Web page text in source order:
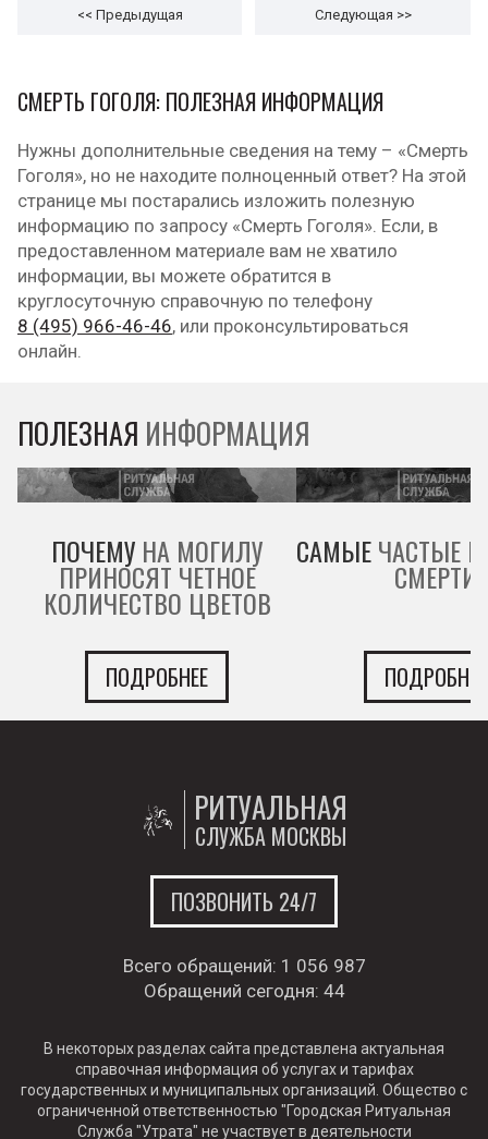
<< Предыдущая Следующая >>
СМЕРТЬ ГОГОЛЯ: ПОЛЕЗНАЯ ИНФОРМАЦИЯ
Нужны дополнительные сведения на тему – «Смерть
Гоголя», но не находите полноценный ответ? На этой
странице мы постарались изложить полезную
информацию по запросу «Смерть Гоголя». Если, в
предоставленном материале вам не хватило
информации, вы можете обратится в
круглосуточную справочную по телефону
8 (495) 966-46-46, или проконсультироваться
онлайн.
ПОЛЕЗНАЯ ИНФОРМАЦИЯ
ПОЧЕМУ НА МОГИЛУ
ПРИНОСЯТ ЧЕТНОЕ
КОЛИЧЕСТВО ЦВЕТОВ
ПОДРОБНЕЕ
САМЫЕЧАСТЫЕ
СМЕРТИ
ПОДРОБНЕЕ
РИТУАЛЬНАЯ
СЛУЖБА МОСКВЫ
ПОЗВОНИТЬ 24/7
Всего обращений: 1 056 987
Обращений сегодня: 44
В некоторых разделах сайта представлена актуальная
справочная информация об услугах и тарифах
государственных и муниципальных организаций. Общество с
ограниченной ответственностью "Городская Ритуальная
Служба "Утрата" не участвует в деятельности